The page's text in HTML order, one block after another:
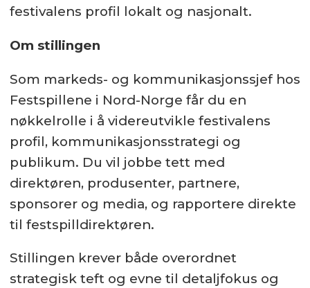
Fast
festivalens profil lokalt og nasjonalt.
Om stillingen
Som markeds- og kommunikasjonssjef hos
Festspillene i Nord-Norge får du en
nøkkelrolle i å videreutvikle festivalens
profil, kommunikasjonsstrategi og
publikum. Du vil jobbe tett med
direktøren, produsenter, partnere,
sponsorer og media, og rapportere direkte
til festspilldirektøren.
Stillingen krever både overordnet
strategisk teft og evne til detaljfokus og